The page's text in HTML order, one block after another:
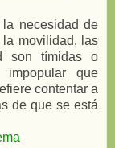
necesidad de
la movilidad, las
son tímidas o
impopular que
contentar a
de que se está